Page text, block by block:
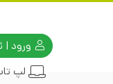
ورود |
لپ